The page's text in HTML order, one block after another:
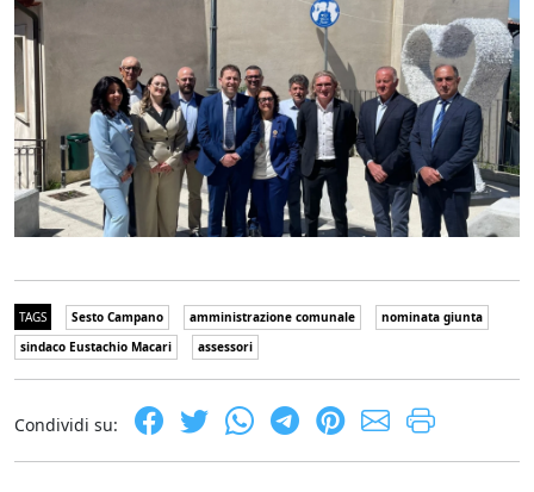
TAGS Sesto Campano amministrazione comunale
nominata giunta
sindaco Eustachio Macari
assessori
Condividi su: